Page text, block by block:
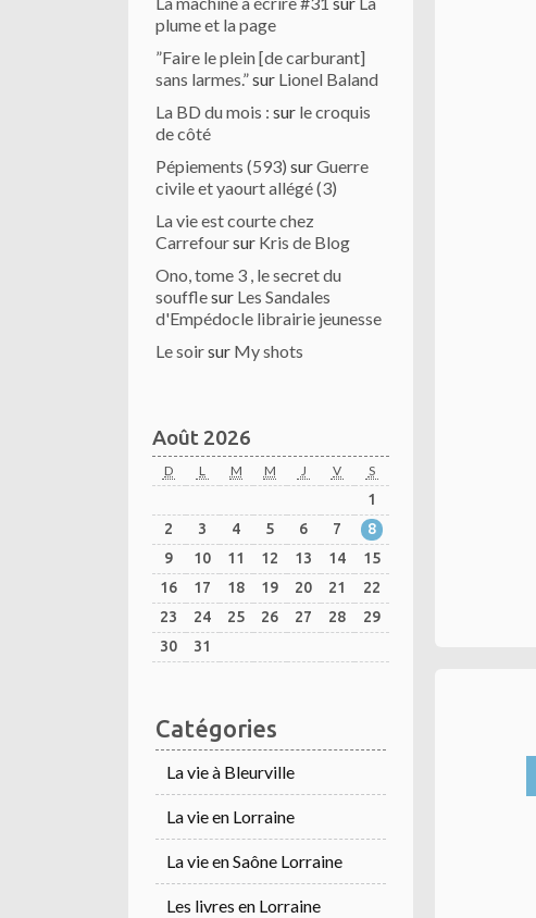
plume et la page
”Faire le plein [de carburant]
sans larmes.”sur Lionel Baland
La BD du mois : sur le croquis
de côté
Pépiements (593) surGuerre
civile et yaourt allégé (3)
La vie est courte chez
Carrefoursur Kris de Blog
Ono, tome 3 , le secret du
soufflesur Les Sandales
d'Empédocle librairie jeunesse
Le soirsur My shots
Août 2026
D L M M J V S
1
2
3 4 5 6 7
8
9
10 11 12 13 14
15
16
17 18 19 20 21
22
23
24 25 26 27 28
29
30
31
Catégories
La vie à Bleurville
La vie en Lorraine
La vie en Saône Lorraine
Les livres en Lorraine